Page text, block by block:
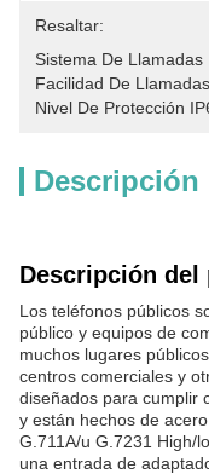
Resaltar:
Sistema De Llamadas
Facilidad De
Nivel De Protección
Descripción
Descripción del
Los teléfonos públicos
público y equipos de
muchos lugares
centros comerciales y
diseñados para cumplir
y están hechos de
G.711A/u G.7231 High/
una entrada de